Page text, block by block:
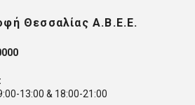
Θεσσαλίας Α.Β.Ε.Ε.
13:00 & 18:00-21:00